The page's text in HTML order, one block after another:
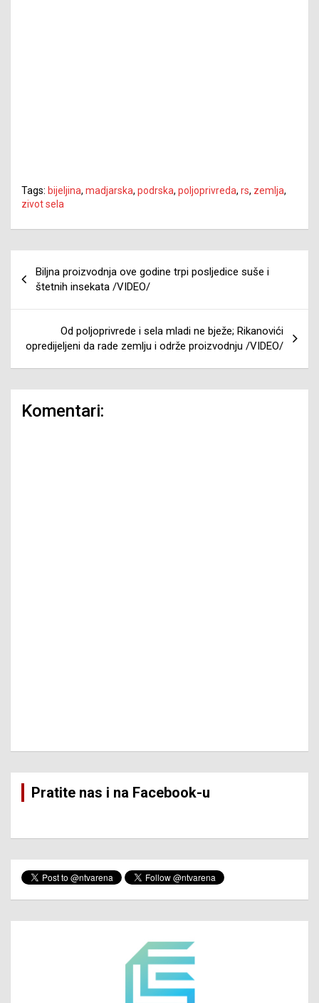
Tags: bijeljina, madjarska, podrska, poljoprivreda, rs, zemlja,
zivot sela
članaka
Biljna proizvodnja ove godine trpi posljedice suše i
štetnih insekata /VIDEO/
Od poljoprivrede i sela mladi ne bježe; Rikanovići
opredijeljeni da rade zemlju i održe proizvodnju /VIDEO/
Komentari:
Pratite nas i na Facebook-u